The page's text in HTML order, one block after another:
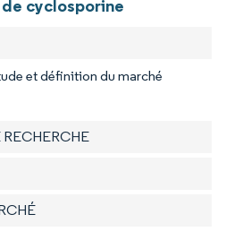
cyclosporine
et définition du marché